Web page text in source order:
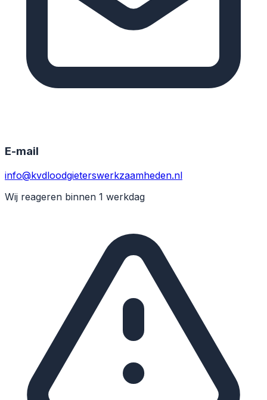
E-mail
info@kvdloodgieterswerkzaamheden.nl
Wij reageren binnen 1 werkdag